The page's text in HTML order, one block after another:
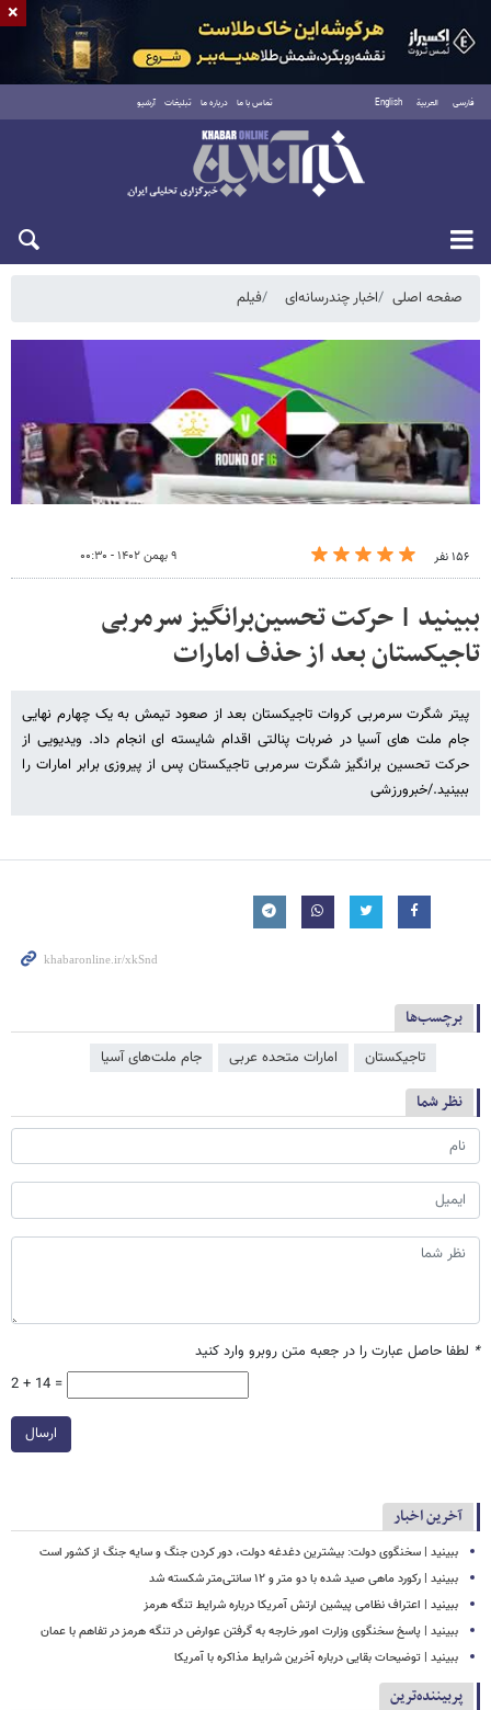
فارسی العربية English تماس با ما درباره ما تبلیغات آرشیو
دوشنبه ۱۹ مرداد ۱۴۰۵
صفحه اصلی اخبار چندرسانه‌ای فیلم
۱۵۶ نفر ۹ بهمن ۱۴۰۲ - ۰۰:۳۰
ببینید | حرکت تحسین‌برانگیز سرمربی
تاجیکستان بعد از حذف امارات
پیتر شگرت سرمربی کروات تاجیکستان بعد از صعود تیمش به یک چهارم نهایی
جام ملت های آسیا در ضربات پنالتی اقدام شایسته ای انجام داد. ویدیویی از
حرکت تحسین برانگیز شگرت سرمربی تاجیکستان پس از پیروزی برابر امارات را
ببینید./خبرورزشی
برچسب‌ها
تاجیکستان امارات متحده عربی جام ملت‌‌های آسیا
نظر شما
* لطفا حاصل عبارت را در جعبه متن روبرو وارد کنید
2 + 14 =
ارسال
آخرین اخبار
ببینید | سخنگوی دولت: بیشترین دغدغه دولت، دور کردن جنگ و سایه جنگ از کشور است
ببینید | رکورد ماهی صید شده با دو متر و ۱۲ سانتی‌متر شکسته شد
ببینید | اعتراف نظامی پیشین ارتش آمریکا درباره شرایط تنگه هرمز
ببینید | پاسخ سخنگوی وزارت امور خارجه به گرفتن عوارض در تنگه هرمز در تفاهم با عمان
ببینید | توضیحات بقایی درباره آخرین شرایط مذاکره با آمریکا
پربیننده‌ترین
×